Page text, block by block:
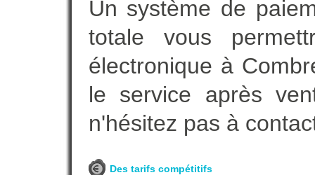
Un système de
totale vous
électronique à
le service après
n'hésitez pas à
Des tarifs compétitifs